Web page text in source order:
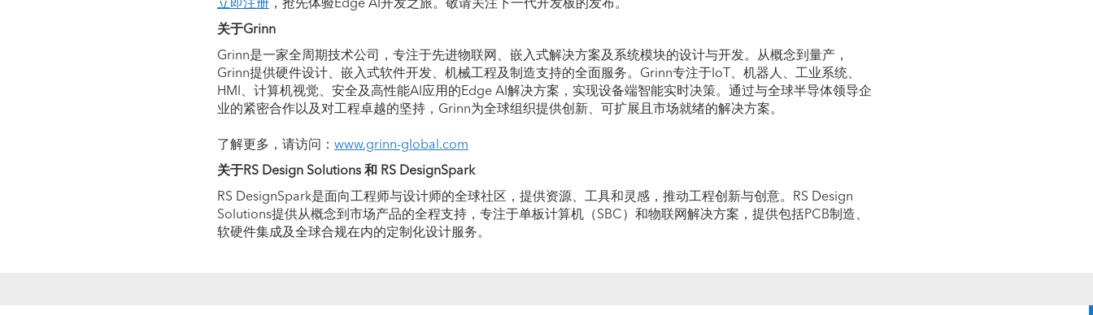
关于Grinn
Grinn是一家全周期技术公司，专注于先进物联网、嵌入式解决方案及系统模块的设计与开发。从概念到量产，
Grinn提供硬件设计、嵌入式软件开发、机械工程及制造支持的全面服务。Grinn专注于IoT、机器人、工业系统、
HMI、计算机视觉、安全及高性能AI应用的Edge AI解决方案，实现设备端智能实时决策。通过与全球半导体领导企
业的紧密合作以及对工程卓越的坚持，Grinn为全球组织提供创新、可扩展且市场就绪的解决方案。
了解更多，请访问： www.grinn-global.com
关于RS Design Solutions 和 RS DesignSpark
RS DesignSpark是面向工程师与设计师的全球社区，提供资源、工具和灵感，推动工程创新与创意。RS Design
Solutions提供从概念到市场产品的全程支持，专注于单板计算机（SBC）和物联网解决方案，提供包括PCB制造、
软硬件集成及全球合规在内的定制化设计服务。